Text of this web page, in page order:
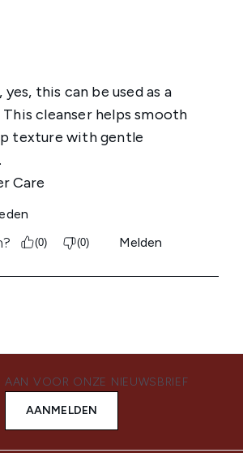
AAN VOOR ONZE NIEUWSBRIEF
AANMELDEN